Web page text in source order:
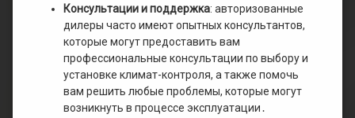
Консультации и поддержка: авторизованные
дилеры часто имеют опытных консультантов,
которые могут предоставить вам
профессиональные консультации по выбору и
установке климат-контроля, а также помочь
вам решить любые проблемы, которые могут
возникнуть в процессе эксплуатации․